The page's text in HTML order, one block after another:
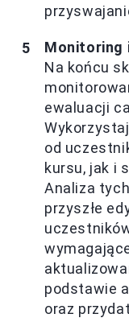
Monitoring
Na końcu
ewaluacji
od
kursu, jak i
Analiza
przyszłe
podstawie
oraz